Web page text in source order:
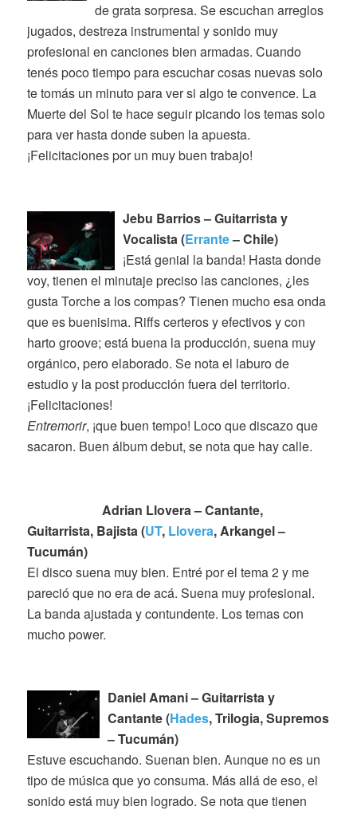
de grata sorpresa. Se escuchan arreglos
jugados, destreza instrumental y sonido muy
profesional en canciones bien armadas. Cuando
tenés poco tiempo para escuchar cosas nuevas solo
te tomás un minuto para ver si algo te convence. La
Muerte del Sol te hace seguir picando los temas solo
para ver hasta donde suben la apuesta.
¡Felicitaciones por un muy buen trabajo!
Jebu Barrios – Guitarrista y
Vocalista (Errante– Chile)
¡Está genial la banda! Hasta donde
voy, tienen el minutaje preciso las canciones, ¿les
gusta Torche a los compas? Tienen mucho esa onda
que es buenisima. Riffs certeros y efectivos y con
harto groove; está buena la producción, suena muy
orgánico, pero elaborado. Se nota el laburo de
estudio y la post producción fuera del territorio.
¡Felicitaciones!
Entremorir, ¡que buen tempo! Loco que discazo que
sacaron. Buen álbum debut, se nota que hay calle.
Adrian Llovera – Cantante,
Guitarrista, Bajista (UT, Llovera, Arkangel –
Tucumán)
El disco suena muy bien. Entré por el tema 2 y me
pareció que no era de acá. Suena muy profesional.
La banda ajustada y contundente. Los temas con
mucho power.
Daniel Amani – Guitarrista y
Cantante (Hades, Trilogia, Supremos
– Tucumán)
Estuve escuchando. Suenan bien. Aunque no es un
tipo de música que yo consuma. Más allá de eso, el
sonido está muy bien logrado. Se nota que tienen